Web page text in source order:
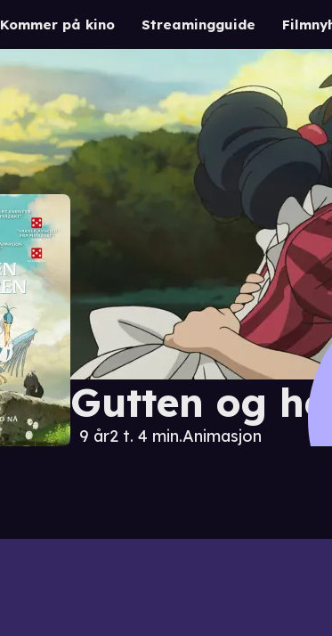
Kommer på kino Streamingguide
Gutten og
9 år2 t. 4 min.Animasjon